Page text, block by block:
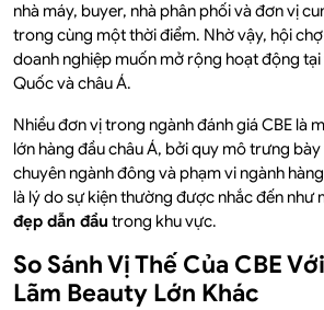
nhà máy, buyer, nhà phân phối và đơn vị
trong cùng một thời điểm. Nhờ vậy, hội
doanh nghiệp muốn mở rộng hoạt động
Quốc và châu Á.
Nhiều đơn vị trong ngành đánh giá CBE là
lớn hàng đầu châu Á, bởi quy mô trưng
chuyên ngành đông và phạm vi ngành
là lý do sự kiện thường được nhắc đến như
đẹp dẫn đầu trong khu vực.
So Sánh Vị Thế Của CBE
Lãm Beauty Lớn Khác